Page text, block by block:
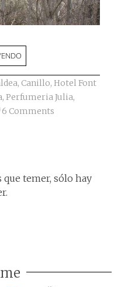
, Canillo, Hotel Font
, Perfumeria Julia,
6 Comments
que temer, sólo hay